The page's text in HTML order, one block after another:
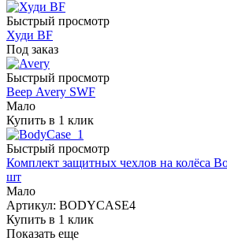
Быстрый просмотр
Худи BF
Под заказ
Быстрый просмотр
Веер Avery SWF
Мало
Купить в 1 клик
Быстрый просмотр
Комплект защитных чехлов на колёса
шт
Мало
Артикул: BODYCASE4
Купить в 1 клик
Показать еще